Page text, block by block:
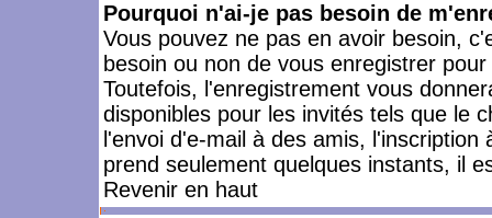
Pourquoi n'ai-je pas besoin de
Vous pouvez ne pas en avoir besoin,
besoin ou non de vous enregistrer
Toutefois, l'enregistrement vous
disponibles pour les invités tels que le
l'envoi d'e-mail à des amis,
prend seulement quelques instants, il
Revenir en haut